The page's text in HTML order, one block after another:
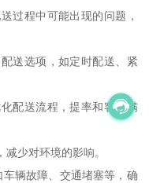
过程中可能出现的问题，
送选项，如定时配送、紧
配送流程，提率和客户满
少对环境的影响。
辆故障、交通堵塞等，确